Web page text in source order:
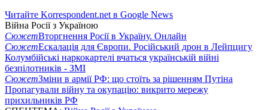
Читайте Korrespondent.net в Google News
Війна Росії з Україною
СюжетВторгнення Росії в Україну. Онлайн
СюжетЕскалація для Європи. Російський дрон в Лейпцигу
Колумбійські наркокартелі вчаться українській війні
безпілотників - ЗМІ
СюжетЗміни в армії РФ: що стоїть за рішенням Путіна
Пропагували війну та окупацію: викрито мережу
прихильників РФ